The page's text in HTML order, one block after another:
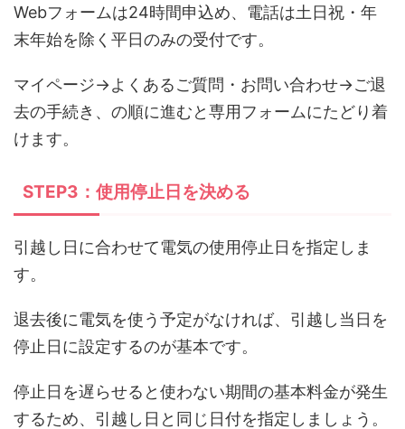
Webフォームは24時間申込め、電話は土日祝・年
末年始を除く平日のみの受付です。
マイページ→よくあるご質問・お問い合わせ→ご退
去の手続き、の順に進むと専用フォームにたどり着
けます。
STEP3：使用停止日を決める
引越し日に合わせて電気の使用停止日を指定しま
す。
退去後に電気を使う予定がなければ、引越し当日を
停止日に設定するのが基本です。
停止日を遅らせると使わない期間の基本料金が発生
するため、引越し日と同じ日付を指定しましょう。